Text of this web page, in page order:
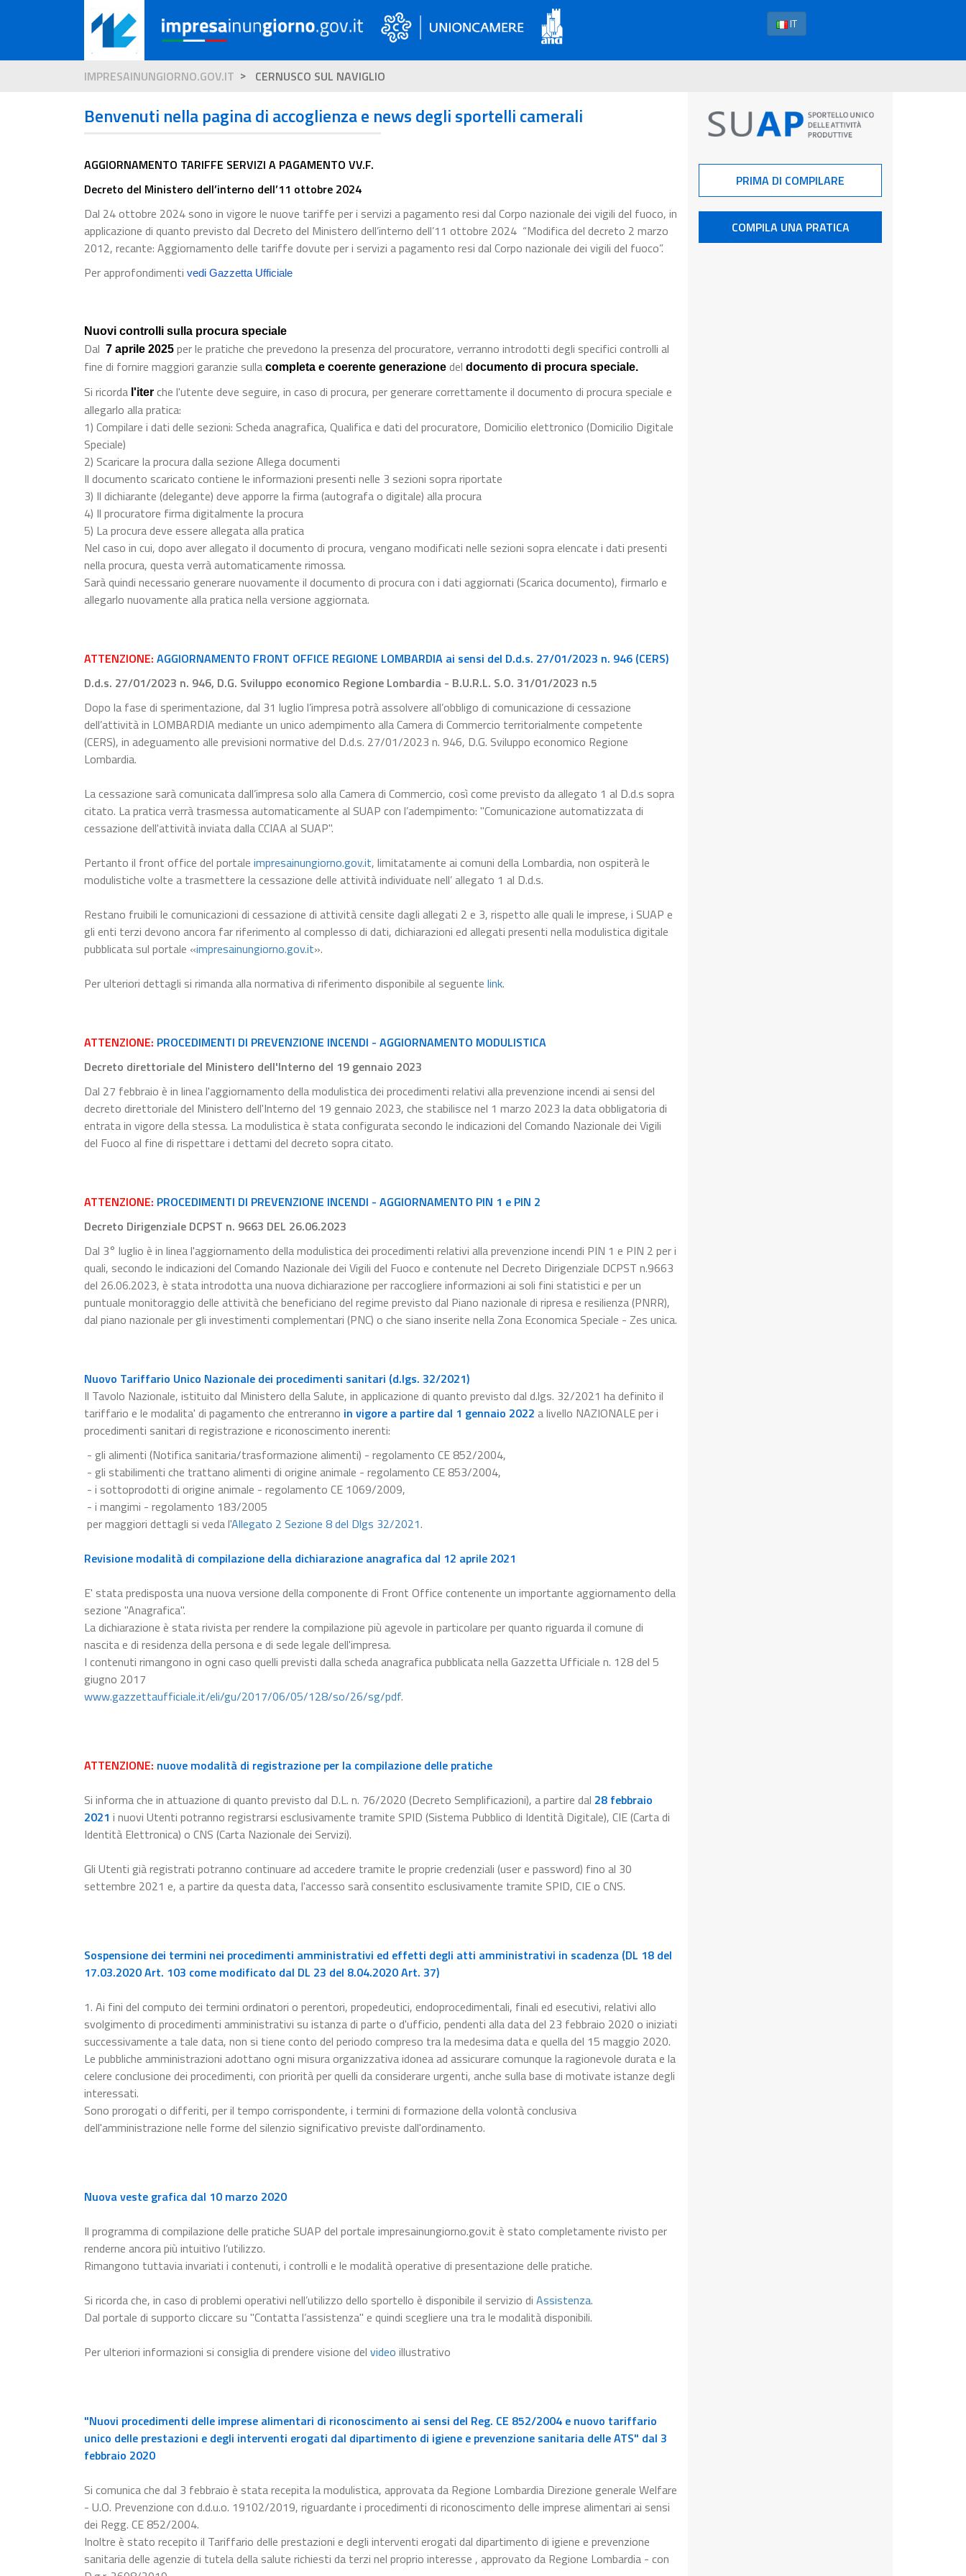
IT
IMPRESAINUNGIORNO.GOV.IT CERNUSCO SUL NAVIGLIO
Benvenuti nella pagina di accoglienza e news degli sportelli camerali
AGGIORNAMENTO TARIFFE SERVIZI A PAGAMENTO VV.F.
Decreto del Ministero dell’interno dell’11 ottobre 2024
Dal 24 ottobre 2024 sono in vigore le nuove tariffe per i servizi a pagamento resi dal Corpo nazionale dei vigili del fuoco, in
applicazione di quanto previsto dal Decreto del Ministero dell’interno dell’11 ottobre 2024 “Modifica del decreto 2 marzo
2012, recante: Aggiornamento delle tariffe dovute per i servizi a pagamento resi dal Corpo nazionale dei vigili del fuoco”.
Per approfondimenti vedi Gazzetta Ufficiale
Nuovi controlli sulla procura speciale
Dal 7 aprile 2025 per le pratiche che prevedono la presenza del procuratore, verranno introdotti degli specifici controlli al
fine di fornire maggiori garanzie sulla completa e coerente generazione del documento di procura speciale.
Si ricorda l'iter che l'utente deve seguire, in caso di procura, per generare correttamente il documento di procura speciale e
allegarlo alla pratica:
1) Compilare i dati delle sezioni: Scheda anagrafica, Qualifica e dati del procuratore, Domicilio elettronico (Domicilio Digitale
Speciale)
2) Scaricare la procura dalla sezione Allega documenti
Il documento scaricato contiene le informazioni presenti nelle 3 sezioni sopra riportate
3) Il dichiarante (delegante) deve apporre la firma (autografa o digitale) alla procura
4) Il procuratore firma digitalmente la procura
5) La procura deve essere allegata alla pratica
Nel caso in cui, dopo aver allegato il documento di procura, vengano modificati nelle sezioni sopra elencate i dati presenti
nella procura, questa verrà automaticamente rimossa.
Sarà quindi necessario generare nuovamente il documento di procura con i dati aggiornati (Scarica documento), firmarlo e
allegarlo nuovamente alla pratica nella versione aggiornata.
ATTENZIONE: AGGIORNAMENTO FRONT OFFICE REGIONE LOMBARDIA ai sensi del D.d.s. 27/01/2023 n. 946 (CERS)
D.d.s. 27/01/2023 n. 946, D.G. Sviluppo economico Regione Lombardia - B.U.R.L. S.O. 31/01/2023 n.5
Dopo la fase di sperimentazione, dal 31 luglio l’impresa potrà assolvere all’obbligo di comunicazione di cessazione
dell’attività in LOMBARDIA mediante un unico adempimento alla Camera di Commercio territorialmente competente
(CERS), in adeguamento alle previsioni normative del D.d.s. 27/01/2023 n. 946, D.G. Sviluppo economico Regione
Lombardia.
La cessazione sarà comunicata dall’impresa solo alla Camera di Commercio, così come previsto da allegato 1 al D.d.s sopra
citato. La pratica verrà trasmessa automaticamente al SUAP con l’adempimento: "Comunicazione automatizzata di
cessazione dell'attività inviata dalla CCIAA al SUAP".
Pertanto il front office del portale impresainungiorno.gov.it, limitatamente ai comuni della Lombardia, non ospiterà le
modulistiche volte a trasmettere la cessazione delle attività individuate nell’ allegato 1 al D.d.s.
Restano fruibili le comunicazioni di cessazione di attività censite dagli allegati 2 e 3, rispetto alle quali le imprese, i SUAP e
gli enti terzi devono ancora far riferimento al complesso di dati, dichiarazioni ed allegati presenti nella modulistica digitale
pubblicata sul portale «impresainungiorno.gov.it».
Per ulteriori dettagli si rimanda alla normativa di riferimento disponibile al seguente link.
ATTENZIONE: PROCEDIMENTI DI PREVENZIONE INCENDI - AGGIORNAMENTO MODULISTICA
Decreto direttoriale del Ministero dell'Interno del 19 gennaio 2023
Dal 27 febbraio è in linea l'aggiornamento della modulistica dei procedimenti relativi alla prevenzione incendi ai sensi del
decreto direttoriale del Ministero dell'Interno del 19 gennaio 2023, che stabilisce nel 1 marzo 2023 la data obbligatoria di
entrata in vigore della stessa. La modulistica è stata configurata secondo le indicazioni del Comando Nazionale dei Vigili
del Fuoco al fine di rispettare i dettami del decreto sopra citato.
ATTENZIONE: PROCEDIMENTI DI PREVENZIONE INCENDI - AGGIORNAMENTO PIN 1 e PIN 2
Decreto Dirigenziale DCPST n. 9663 DEL 26.06.2023
Dal 3° luglio è in linea l'aggiornamento della modulistica dei procedimenti relativi alla prevenzione incendi PIN 1 e PIN 2 per i
quali, secondo le indicazioni del Comando Nazionale dei Vigili del Fuoco e contenute nel Decreto Dirigenziale DCPST n.9663
del 26.06.2023, è stata introdotta una nuova dichiarazione per raccogliere informazioni ai soli fini statistici e per un
puntuale monitoraggio delle attività che beneficiano del regime previsto dal Piano nazionale di ripresa e resilienza (PNRR),
dal piano nazionale per gli investimenti complementari (PNC) o che siano inserite nella Zona Economica Speciale - Zes unica.
Nuovo Tariffario Unico Nazionale dei procedimenti sanitari (d.lgs. 32/2021)
Il Tavolo Nazionale, istituito dal Ministero della Salute, in applicazione di quanto previsto dal d.lgs. 32/2021 ha definito il
tariffario e le modalita' di pagamento che entreranno in vigore a partire dal 1 gennaio 2022 a livello NAZIONALE per i
procedimenti sanitari di registrazione e riconoscimento inerenti:
- gli alimenti (Notifica sanitaria/trasformazione alimenti) - regolamento CE 852/2004,
- gli stabilimenti che trattano alimenti di origine animale - regolamento CE 853/2004,
- i sottoprodotti di origine animale - regolamento CE 1069/2009,
- i mangimi - regolamento 183/2005
per maggiori dettagli si veda l'Allegato 2 Sezione 8 del Dlgs 32/2021.
Revisione modalità di compilazione della dichiarazione anagrafica dal 12 aprile 2021
E' stata predisposta una nuova versione della componente di Front Office contenente un importante aggiornamento della
sezione "Anagrafica".
La dichiarazione è stata rivista per rendere la compilazione più agevole in particolare per quanto riguarda il comune di
nascita e di residenza della persona e di sede legale dell'impresa.
I contenuti rimangono in ogni caso quelli previsti dalla scheda anagrafica pubblicata nella Gazzetta Ufficiale n. 128 del 5
giugno 2017
www.gazzettaufficiale.it/eli/gu/2017/06/05/128/so/26/sg/pdf.
ATTENZIONE: nuove modalità di registrazione per la compilazione delle pratiche
Si informa che in attuazione di quanto previsto dal D.L. n. 76/2020 (Decreto Semplificazioni), a partire dal 28 febbraio
2021 i nuovi Utenti potranno registrarsi esclusivamente tramite SPID (Sistema Pubblico di Identità Digitale), CIE (Carta di
Identità Elettronica) o CNS (Carta Nazionale dei Servizi).
Gli Utenti già registrati potranno continuare ad accedere tramite le proprie credenziali (user e password) fino al 30
settembre 2021 e, a partire da questa data, l'accesso sarà consentito esclusivamente tramite SPID, CIE o CNS.
Sospensione dei termini nei procedimenti amministrativi ed effetti degli atti amministrativi in scadenza (DL 18 del
17.03.2020 Art. 103 come modificato dal DL 23 del 8.04.2020 Art. 37)
1. Ai fini del computo dei termini ordinatori o perentori, propedeutici, endoprocedimentali, finali ed esecutivi, relativi allo
svolgimento di procedimenti amministrativi su istanza di parte o d'ufficio, pendenti alla data del 23 febbraio 2020 o iniziati
successivamente a tale data, non si tiene conto del periodo compreso tra la medesima data e quella del 15 maggio 2020.
Le pubbliche amministrazioni adottano ogni misura organizzativa idonea ad assicurare comunque la ragionevole durata e la
celere conclusione dei procedimenti, con priorità per quelli da considerare urgenti, anche sulla base di motivate istanze degli
interessati.
Sono prorogati o differiti, per il tempo corrispondente, i termini di formazione della volontà conclusiva
dell'amministrazione nelle forme del silenzio significativo previste dall'ordinamento.
Nuova veste grafica dal 10 marzo 2020
Il programma di compilazione delle pratiche SUAP del portale impresainungiorno.gov.it è stato completamente rivisto per
renderne ancora più intuitivo l’utilizzo.
Rimangono tuttavia invariati i contenuti, i controlli e le modalità operative di presentazione delle pratiche.
Si ricorda che, in caso di problemi operativi nell’utilizzo dello sportello è disponibile il servizio di Assistenza.
Dal portale di supporto cliccare su "Contatta l’assistenza" e quindi scegliere una tra le modalità disponibili.
Per ulteriori informazioni si consiglia di prendere visione del video illustrativo
"Nuovi procedimenti delle imprese alimentari di riconoscimento ai sensi del Reg. CE 852/2004 e nuovo tariffario
unico delle prestazioni e degli interventi erogati dal dipartimento di igiene e prevenzione sanitaria delle ATS" dal 3
febbraio 2020
Si comunica che dal 3 febbraio è stata recepita la modulistica, approvata da Regione Lombardia Direzione generale Welfare
- U.O. Prevenzione con d.d.u.o. 19102/2019, riguardante i procedimenti di riconoscimento delle imprese alimentari ai sensi
dei Regg. CE 852/2004.
Inoltre è stato recepito il Tariffario delle prestazioni e degli interventi erogati dal dipartimento di igiene e prevenzione
sanitaria delle agenzie di tutela della salute richiesti da terzi nel proprio interesse , approvato da Regione Lombardia - con
PRIMA DI COMPILARE
COMPILA UNA PRATICA